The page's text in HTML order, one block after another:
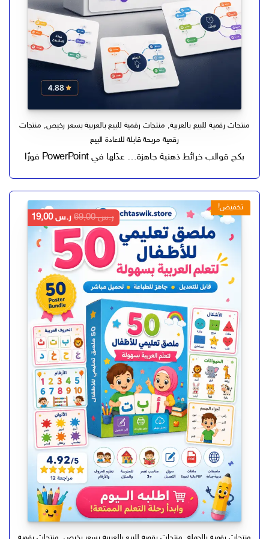
منتجات رقمية للبيع بالعربية, منتجات رقمية للبيع بالعربية بسعر رخيص, منتجات
رقمية مربحة قابلة للاعادة البيع
بكج قوالب خرائط ذهنية جاهزة… عدّلها في PowerPoint فورًا
تخفيض!
ر.س69,00
السعر
الأصلي
هو:
ر.س 69,00.
ر.س19,00